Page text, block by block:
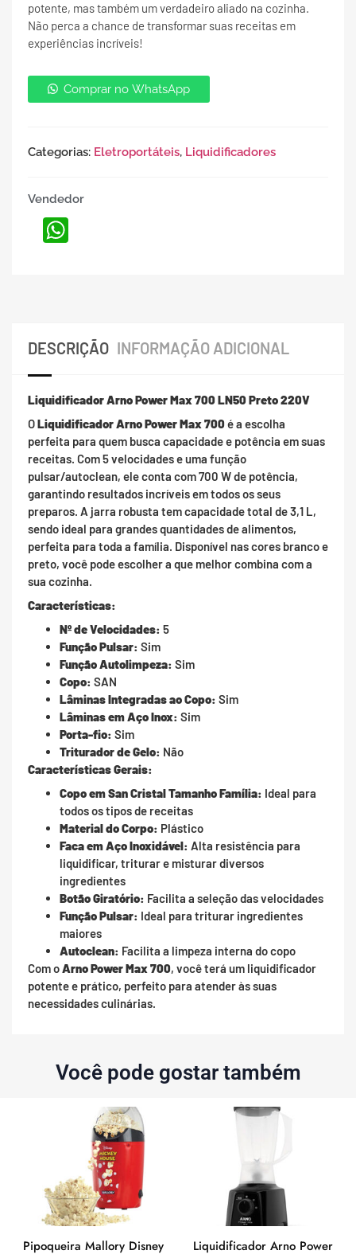
potente, mas também um verdadeiro aliado na cozinha.
Não perca a chance de transformar suas receitas em
experiências incríveis!
Comprar no WhatsApp
Categorias: Eletroportáteis, Liquidificadores
Vendedor
DESCRIÇÃO INFORMAÇÃO ADICIONAL
Liquidificador Arno Power Max 700 LN50 Preto 220V
OLiquidificador Arno Power Max 700é a escolha
perfeita para quem busca capacidade e potência em suas
receitas. Com 5 velocidades e uma função
pulsar/autoclean, ele conta com 700 W de potência,
garantindo resultados incríveis em todos os seus
preparos. A jarra robusta tem capacidade total de 3,1 L,
sendo ideal para grandes quantidades de alimentos,
perfeita para toda a família. Disponível nas cores branco e
preto, você pode escolher a que melhor combina com a
sua cozinha.
Características:
Nº de Velocidades: 5
Função Pulsar: Sim
Função Autolimpeza: Sim
Copo: SAN
Lâminas Integradas ao Copo: Sim
Lâminas em Aço Inox: Sim
Porta-fio: Sim
Triturador de Gelo: Não
Características Gerais:
Copo em San Cristal Tamanho Família: Ideal para
todos os tipos de receitas
Material do Corpo: Plástico
Faca em Aço Inoxidável: Alta resistência para
liquidificar, triturar e misturar diversos
ingredientes
Botão Giratório: Facilita a seleção das velocidades
Função Pulsar: Ideal para triturar ingredientes
maiores
Autoclean: Facilita a limpeza interna do copo
Com oArno Power Max 700, você terá um liquidificador
potente e prático, perfeito para atender às suas
necessidades culinárias.
Você pode gostar também
Pipoqueira Mallory Disney
Liquidificador Arno Power